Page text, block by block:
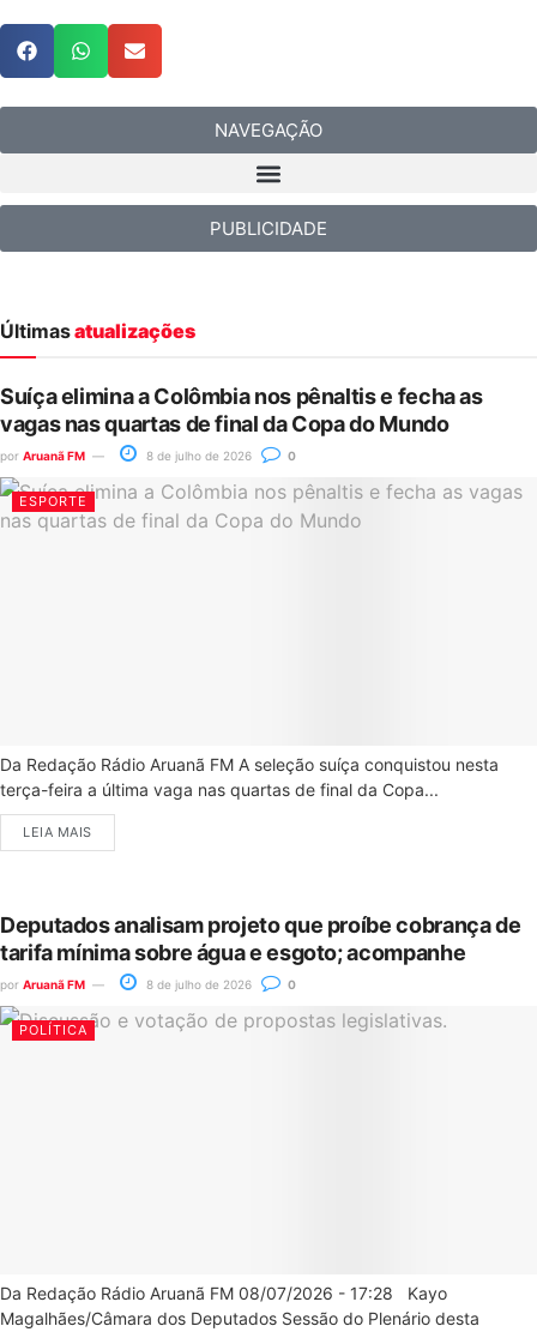
NAVEGAÇÃO
PUBLICIDADE
Últimasatualizações
Suíça elimina a Colômbia nos pênaltis e fecha as
vagas nas quartas de final da Copa do Mundo
por Aruanã FM 8 de julho de 2026 0
ESPORTE
Da Redação Rádio Aruanã FM A seleção suíça conquistou nesta
terça-feira a última vaga nas quartas de final da Copa...
LEIA MAIS
Deputados analisam projeto que proíbe cobrança de
tarifa mínima sobre água e esgoto; acompanhe
por Aruanã FM 8 de julho de 2026 0
POLÍTICA
Da Redação Rádio Aruanã FM 08/07/2026 - 17:28 Kayo
Magalhães/Câmara dos Deputados Sessão do Plenário desta